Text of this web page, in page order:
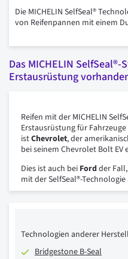
Die MICHELIN SelfSeal®
von Reifenpannen mit einem
Das MICHELIN
Erstausrüstung
Reifen mit der MICHELIN
Erstausrüstung für
istChevrolet, der
bei seinem Chevrolet Bolt EV
Dies ist auch bei Ford der
mit der SelfSeal®-
Technologien anderer
Bridgestone B-Seal